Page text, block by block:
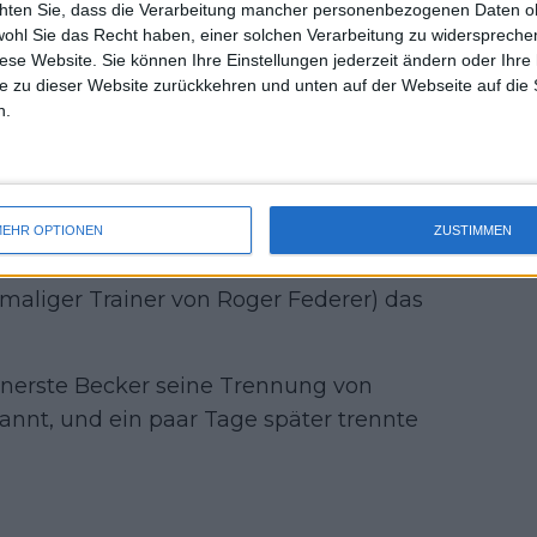
Sie, dass die Verarbeitung mancher personenbezogenen Daten
Sie das Recht haben, einer solchen Verarbeitung zu
Website. Sie können Ihre Einstellungen jederzeit ändern oder Ihre
zu dieser Website zurückkehren und unten auf der Webseite auf die
OPTIONEN ZUSTIMMEN
Monaten Schwierigkeiten, Stabilität
machte 2022 einen Qualitätssprung,
und gewann nur
ersten Masters-1000-Titel.
er sich jedoch Monate später von
sieben Spielen sechs Niederlagen
Rune Boris Becker ins Team und
Trainer von Roger Federer) das
Becker seine Trennung von
und ein paar Tage später trennte
uss
mal
des